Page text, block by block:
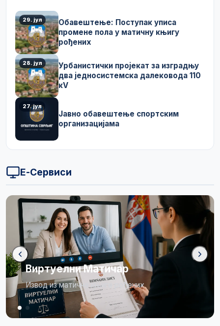
29. јул
Обавештење: Поступак уписа
промене пола у матичну књигу
рођених
28. јул
Урбанистички пројекат за изградњу
два једносистемска далековода 110
кV
27. јул
Јавно обавештење спортским
организацијама
Е-Сервиси
Бирачки списак
Огласна табла